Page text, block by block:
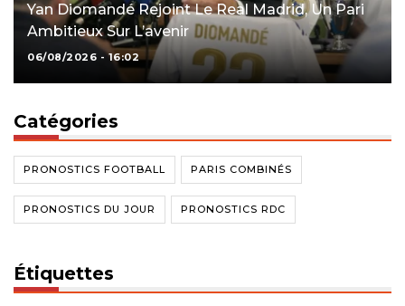
Yan Diomandé Rejoint Le Real Madrid, Un Pari
Ambitieux Sur L’avenir
06/08/2026 - 16:02
Catégories
PRONOSTICS FOOTBALL PARIS COMBINÉS
PRONOSTICS DU JOUR PRONOSTICS RDC
Étiquettes